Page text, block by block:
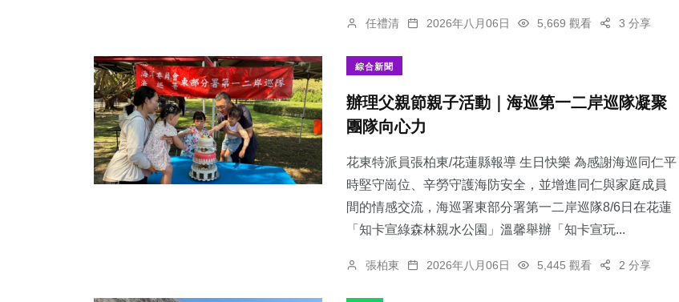
任禮清 2026年八月06日 5,669 觀看 3 分享
綜合新聞
辦理父親節親子活動｜海巡第一二岸巡隊凝聚
團隊向心力
花東特派員張柏東/花蓮縣報導 生日快樂 為感謝海巡同仁平
時堅守崗位、辛勞守護海防安全，並增進同仁與家庭成員
間的情感交流，海巡署東部分署第一二岸巡隊8/6日在花蓮
「知卡宣綠森林親水公園」溫馨舉辦「知卡宣玩...
張柏東 2026年八月06日 5,445 觀看 2 分享